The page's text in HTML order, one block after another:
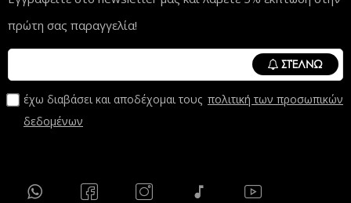
πρώτη σας παραγγελία!
ΣΤΈΛΝΩ
έχω διαβάσει και αποδέχομαι τους πολιτική των προσωπικών
δεδομένων